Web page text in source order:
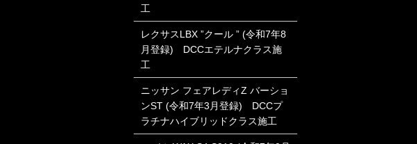
工
レクサスLBX ”クール ” (令和7年8
月登録) DCCエテルナクラス施
工
ニッサン フェアレディZ バーショ
ンST (令和7年3月登録) DCCプ
ラチナハイブリッドクラス施工